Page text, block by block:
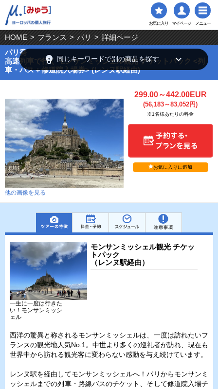
お気に入り マイページ メニュー
HOME > フランス > パリ > 詳細ページ
パリ発
高速列車で行く モンサンミッシェル観光 チケットパック <列
車・バス＋修道院入場券> (レンヌ駅経由)
他の画像を見る
299.00～442.00EUR
(56,183～83,052円)
※1名様あたりの料金
お気に入りに追加
モンサンミッシェル観光 チケッ
トパック
（レンヌ駅経由）
一生に一度は行きた
い！モンサンミッシ
ェル
西洋の驚異と称されるモンサンミッシェルは、一度は訪れたいフ
ランスの観光地人気No.1。中世より多くの巡礼者が訪れ、現在も
世界中から訪れる観光客に変わらない感動を与え続けています。
レンヌ駅を経由してモンサンミッシェルへ！パリからモンサンミ
ッシェルまでの列車・路線バスのチケット、そして修道院入場チ
emoji_objects 同じキーワードで別の商品を探す keyboard_arrow_down